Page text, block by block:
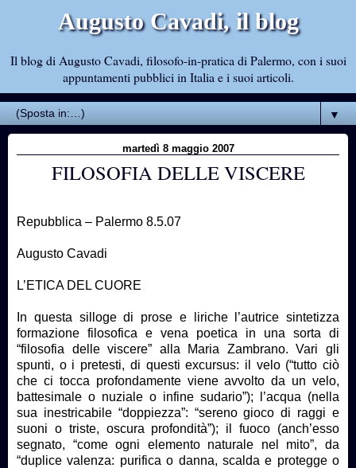
Augusto Cavadi, il blog
Il blog di Augusto Cavadi, filosofo-in-pratica di Palermo, con i suoi
appuntamenti pubblici in Italia e i suoi articoli.
▼
martedì 8 maggio 2007
FILOSOFIA DELLE VISCERE
Repubblica – Palermo 8.5.07
Augusto Cavadi
L’ETICA DEL CUORE
In questa silloge di prose e liriche l’autrice sintetizza
formazione filosofica e vena poetica in una sorta di
“filosofia delle viscere” alla Maria Zambrano. Vari gli
spunti, o i pretesti, di questi excursus: il velo (“tutto ciò
che ci tocca profondamente viene avvolto da un velo,
battesimale o nuziale o infine sudario”); l’acqua (nella
sua inestricabile “doppiezza”: “sereno gioco di raggi e
suoni o triste, oscura profondità”); il fuoco (anch’esso
segnato, “come ogni elemento naturale nel mito”, da
“duplice valenza: purifica o danna, scalda e protegge o